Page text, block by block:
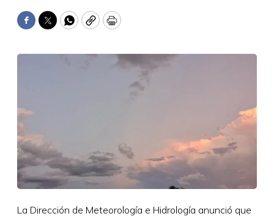
Facebook
TwitterWhatsApp
CopyPrint
La Dirección de Meteorología e Hidrología anunció que